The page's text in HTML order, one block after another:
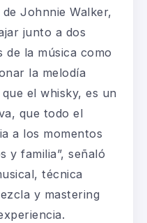
Johnnie Walker,
junto a dos
la música como
la melodía
el whisky, es un
que todo el
a los momentos
y familia”, señaló
técnica
y mastering